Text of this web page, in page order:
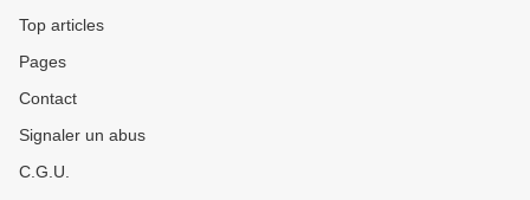
Top articles
Pages
Contact
Signaler un abus
C.G.U.